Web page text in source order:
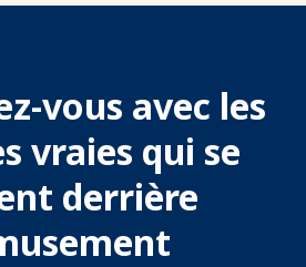
vous avec les
vraies qui se
derrière